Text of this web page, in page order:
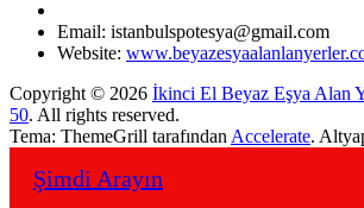
Email: istanbulspotesya@gmail.com
Website:
Copyright © 2026 İkinci El Beyaz Eşya Alan
50. All rights reserved.
Tema: ThemeGrill tarafından Accelerate.
Şimdi Arayın